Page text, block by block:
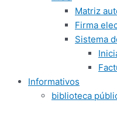
Matriz
Firma
Sistema
Informativos
biblioteca